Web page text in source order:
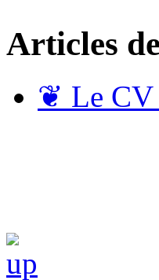
Articles
❦ Le CV